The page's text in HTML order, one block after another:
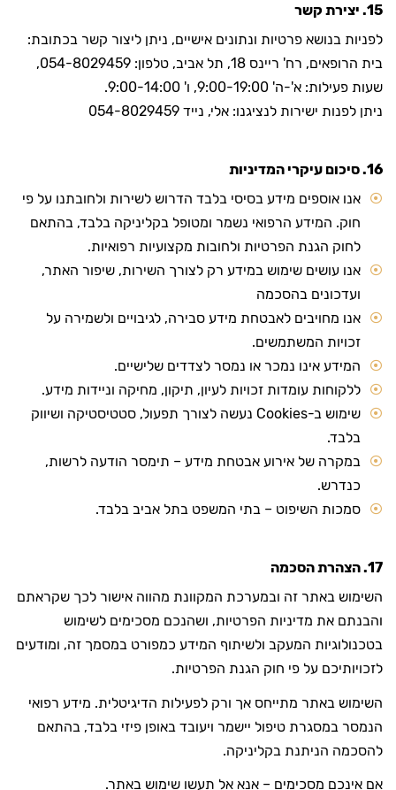
15. יצירת קשר
לפניות בנושא פרטיות ונתונים אישיים, ניתן ליצור קשר בכתובת:
בית הרופאים, רח' ריינס 18, תל אביב, טלפון: 054-8029459,
שעות פעילות: א'-ה' 9:00-19:00, ו' 9:00-14:00.
ניתן לפנות ישירות לנציגנו: אלי, נייד 054-8029459
16. סיכום עיקרי המדיניות
אנו אוספים מידע בסיסי בלבד הדרוש לשירות ולחובתנו על פי
חוק. המידע הרפואי נשמר ומטופל בקליניקה בלבד, בהתאם
לחוק הגנת הפרטיות ולחובות מקצועיות רפואיות.
אנו עושים שימוש במידע רק לצורך השירות, שיפור האתר,
ועדכונים בהסכמה
אנו מחויבים לאבטחת מידע סבירה, לגיבויים ולשמירה על
זכויות המשתמשים.
המידע אינו נמכר או נמסר לצדדים שלישיים.
ללקוחות עומדות זכויות לעיון, תיקון, מחיקה וניידות מידע.
שימוש ב-Cookies נעשה לצורך תפעול, סטטיסטיקה ושיווק
בלבד.
במקרה של אירוע אבטחת מידע – תימסר הודעה לרשות,
כנדרש.
סמכות השיפוט – בתי המשפט בתל אביב בלבד.
17. הצהרת הסכמה
השימוש באתר זה ובמערכת המקוונת מהווה אישור לכך שקראתם
והבנתם את מדיניות הפרטיות, ושהנכם מסכימים לשימוש
בטכנולוגיות המעקב ולשיתוף המידע כמפורט במסמך זה, ומודעים
לזכויותיכם על פי חוק הגנת הפרטיות.
השימוש באתר מתייחס אך ורק לפעילות הדיגיטלית. מידע רפואי
הנמסר במסגרת טיפול יישמר ויעובד באופן פיזי בלבד, בהתאם
להסכמה הניתנת בקליניקה.
אם אינכם מסכימים – אנא אל תעשו שימוש באתר.